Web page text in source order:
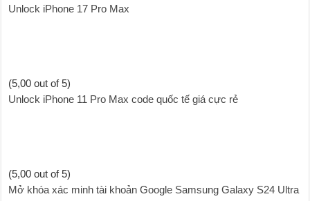
Unlock iPhone 17 Pro Max
(5,00 out of 5)
Unlock iPhone 11 Pro Max code quốc tế giá cực rẻ
(5,00 out of 5)
Mở khóa xác minh tài khoản Google Samsung Galaxy S24 Ultra